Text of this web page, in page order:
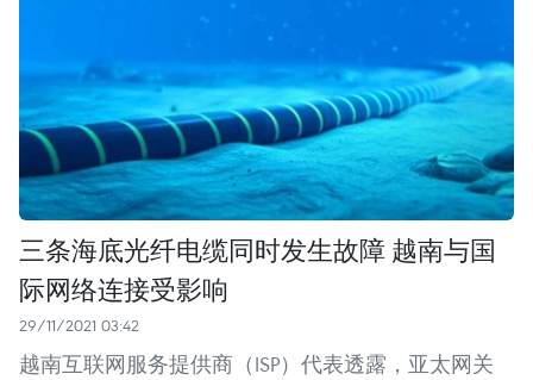
三条海底光纤电缆同时发生故障 越南与国
际网络连接受影响
29/11/2021 03:42
越南互联网服务提供商（ISP）代表透露，亚太网关